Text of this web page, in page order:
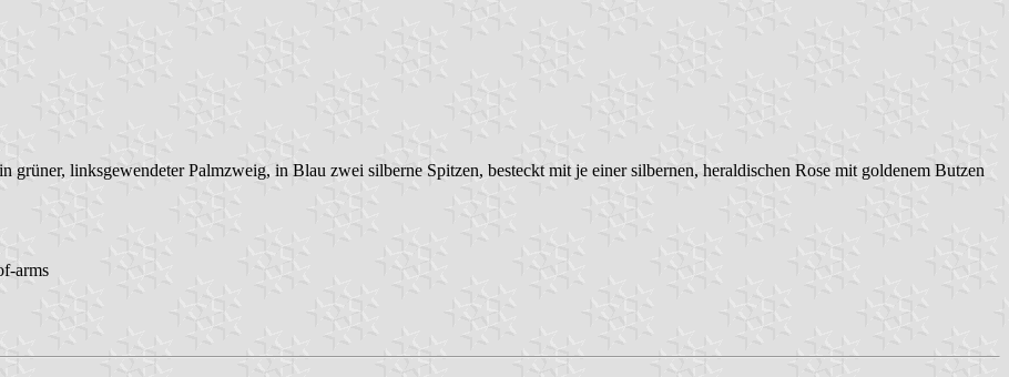
grüner, linksgewendeter Palmzweig, in Blau zwei silberne Spitzen, besteckt mit je einer silbernen, heraldischen Rose mit goldenem Butzen
arms